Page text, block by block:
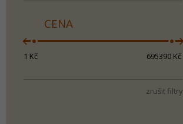
CENA
1 Kč 695390 Kč
zrušit filtry